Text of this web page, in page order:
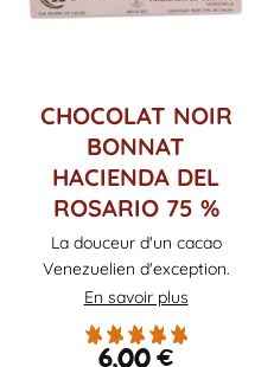
CHOCOLAT NOIR
BONNAT
HACIENDA DEL
ROSARIO 75 %
La douceur d'un cacao
Venezuelien d'exception.
En savoir plus
6,00€